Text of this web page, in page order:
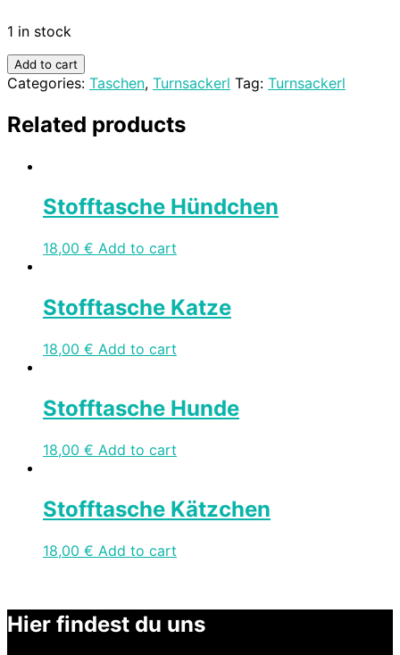
1 in stock
Add to cart
Categories: Taschen, Turnsackerl Tag: Turnsackerl
Related products
Stofftasche Hündchen
18,00 € Add to cart
Stofftasche Katze
18,00 € Add to cart
Stofftasche Hunde
18,00 € Add to cart
Stofftasche Kätzchen
18,00 € Add to cart
Hier findest du uns